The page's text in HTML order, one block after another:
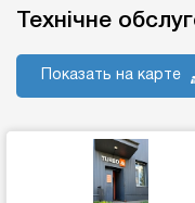
Технічне
Показать на карте